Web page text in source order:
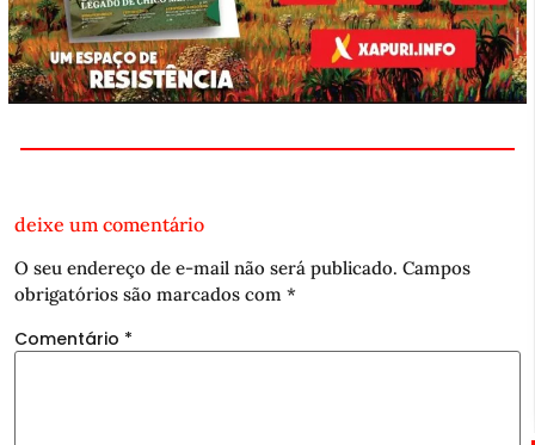
deixe um comentário
O seu endereço de e-mail não será publicado. Campos
obrigatórios são marcados com *
Comentário *